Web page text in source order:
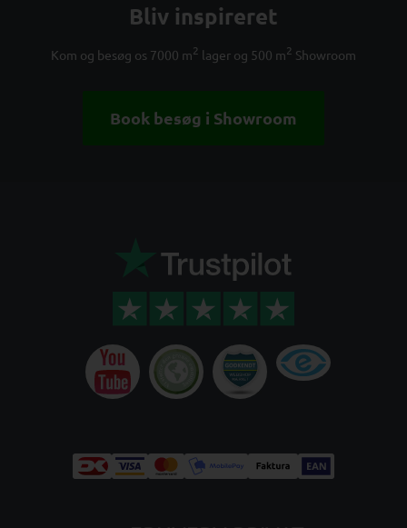
Bliv inspireret
Kom og besøg os 7000 m2 lager og 500 m2 Showroom
Book besøg i Showroom